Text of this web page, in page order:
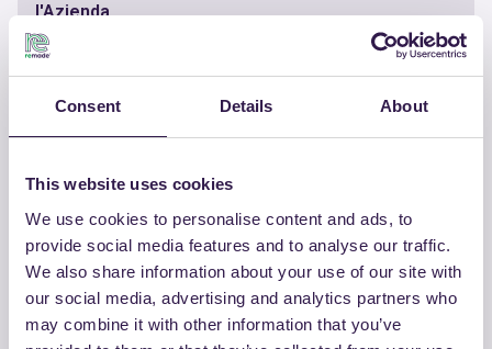
Consent Details About
This website uses cookies
We use cookies to personalise content and ads, to
provide social media features and to analyse our traffic.
We also share information about your use of our site with
our social media, advertising and analytics partners who
may combine it with other information that you’ve
l'Azienda
Documenti utili
ALTRI PRODOTTI
Guarda la lista completa dei prodotti